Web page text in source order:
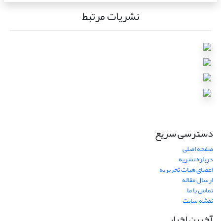
نشریات مرتبط
دسترسی سریع
صفحه اصلی
درباره نشریه
اعضای هیات تحریریه
ارسال مقاله
تماس با ما
نقشه سایت